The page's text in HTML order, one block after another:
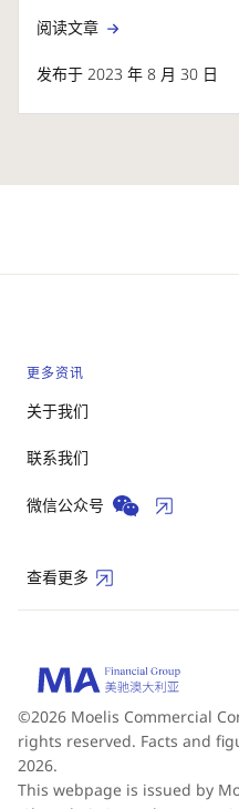
阅读文章
发布于 2023 年 8 月 30 日
更多资讯
关于我们
联系我们
微信公众号
查看更多
©2026 Moelis Commercial
rights reserved. Facts and
2026.
This webpage is issued by